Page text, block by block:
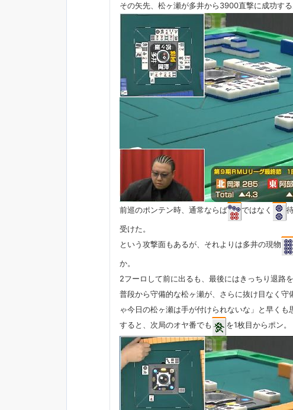
その矢先、松ヶ瀬が多井から3900直撃に成功する
前巡のポンテン時、通常ならば ではなく
受けた。
という攻撃面もあるが、それよりは多井の現物
か。
2フーロして前に出るも、最後にはきっちり退路を
普段から守備的な松ヶ瀬が、さらに抜け目なく
ゃ今日の松ヶ瀬は手が付けられないな」と早くも
すると、次局のオヤ番でも
を1枚目からポン。